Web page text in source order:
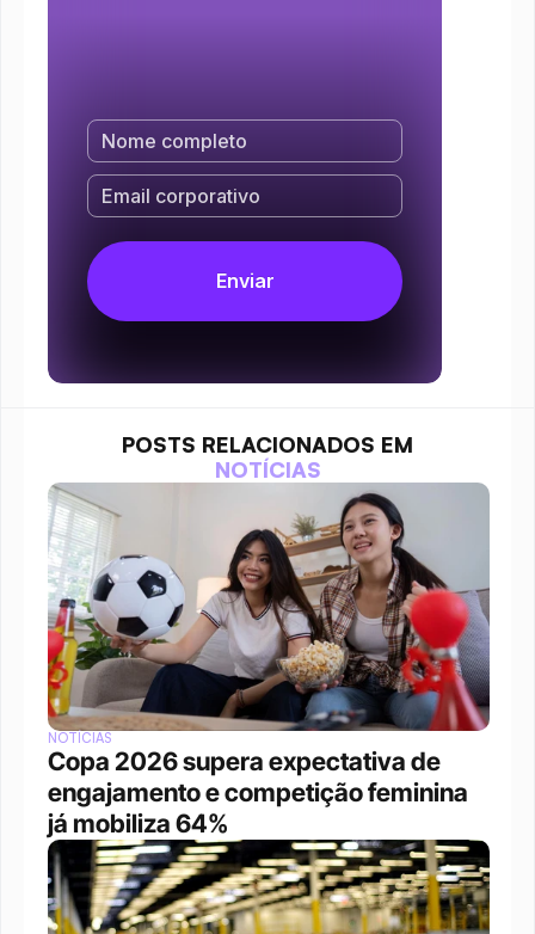
POSTS RELACIONADOS EM
NOTÍCIAS
NOTÍCIAS
Copa 2026 supera expectativa de
engajamento e competição feminina
já mobiliza 64%